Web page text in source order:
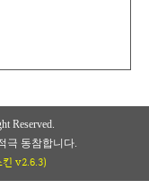
Reserved.
극 동참합니다.
킨 v2.6.3)